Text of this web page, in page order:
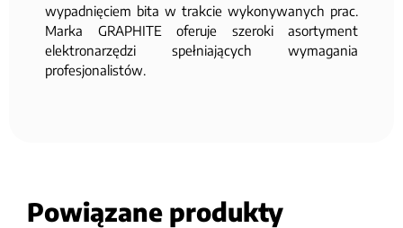
wypadnięciem bita w trakcie wykonywanych prac.
Marka GRAPHITE oferuje szeroki asortyment
elektronarzędzi spełniających wymagania
profesjonalistów.
Powiązane produkty